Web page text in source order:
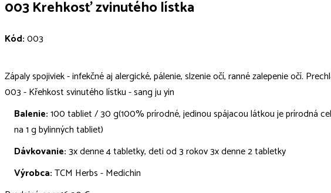
003 Krehkosť zvinutého lístka
Kód:003
Zápaly spojiviek - infekčné aj alergické, pálenie, slzenie očí, ranné zalepenie očí.
003 - Křehkost svinutého lístku - sang ju yin
Balenie:100 tabliet / 30 g(100% prírodné, jedinou spájacou látkou je prírodná
na 1 g bylinných tabliet)
Dávkovanie:3x denne 4 tabletky, deti od 3 rokov 3x denne 2 tabletky
Výrobca:TCM Herbs - Medichin